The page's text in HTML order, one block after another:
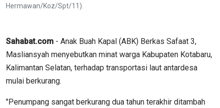
Hermawan/Koz/Spt/11).
Sahabat.com - Anak Buah Kapal (ABK) Berkas Safaat 3,
Masliansyah menyebutkan minat warga Kabupaten Kotabaru,
Kalimantan Selatan, terhadap transportasi laut antardesa
mulai berkurang.
"Penumpang sangat berkurang dua tahun terakhir ditambah